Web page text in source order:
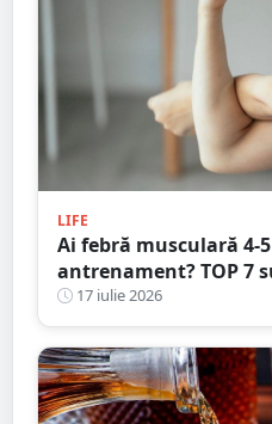
LIFE
Ai febră musculară 4-
antrenament? TOP 7
susține refacerea în
17 iulie 2026